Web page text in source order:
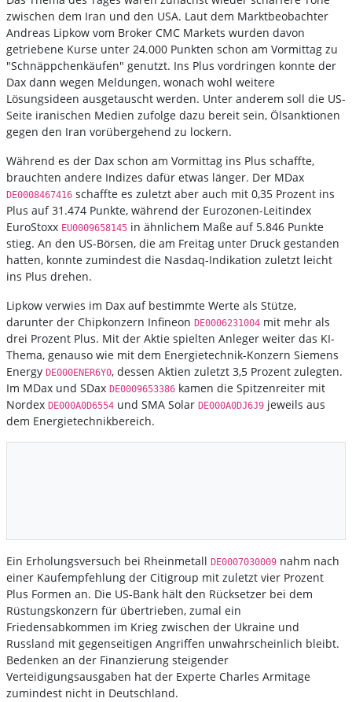
zwischen dem Iran und den USA. Laut dem Marktbeobachter
Andreas Lipkow vom Broker CMC Markets wurden davon
getriebene Kurse unter 24.000 Punkten schon am Vormittag zu
"Schnäppchenkäufen" genutzt. Ins Plus vordringen konnte der
Dax dann wegen Meldungen, wonach wohl weitere
Lösungsideen ausgetauscht werden. Unter anderem soll die US-
Seite iranischen Medien zufolge dazu bereit sein, Ölsanktionen
gegen den Iran vorübergehend zu lockern.
Während es der Dax schon am Vormittag ins Plus schaffte,
brauchten andere Indizes dafür etwas länger. Der MDax
DE0008467416 schaffte es zuletzt aber auch mit 0,35 Prozent ins
Plus auf 31.474 Punkte, während der Eurozonen-Leitindex
EuroStoxx EU0009658145 in ähnlichem Maße auf 5.846 Punkte
stieg. An den US-Börsen, die am Freitag unter Druck gestanden
hatten, konnte zumindest die Nasdaq-Indikation zuletzt leicht
ins Plus drehen.
Lipkow verwies im Dax auf bestimmte Werte als Stütze,
darunter der Chipkonzern Infineon DE0006231004 mit mehr als
drei Prozent Plus. Mit der Aktie spielten Anleger weiter das KI-
Thema, genauso wie mit dem Energietechnik-Konzern Siemens
Energy DE000ENER6Y0, dessen Aktien zuletzt 3,5 Prozent zulegten.
Im MDax und SDax DE0009653386 kamen die Spitzenreiter mit
Nordex DE000A0D6554 und SMA Solar DE000A0DJ6J9 jeweils aus
dem Energietechnikbereich.
Ein Erholungsversuch bei Rheinmetall DE0007030009 nahm nach
einer Kaufempfehlung der Citigroup mit zuletzt vier Prozent
Plus Formen an. Die US-Bank hält den Rücksetzer bei dem
Rüstungskonzern für übertrieben, zumal ein
Friedensabkommen im Krieg zwischen der Ukraine und
Russland mit gegenseitigen Angriffen unwahrscheinlich bleibt.
Bedenken an der Finanzierung steigender
Verteidigungsausgaben hat der Experte Charles Armitage
zumindest nicht in Deutschland.